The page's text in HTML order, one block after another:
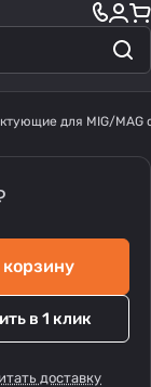
для MIG/MAG
в 1 клик
доставку